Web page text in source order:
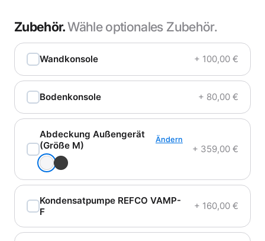
Zubehör.Wähle optionales Zubehör.
Wandkonsole + 100,00 €
Bodenkonsole + 80,00 €
Abdeckung Außengerät
(Größe M)
Ändern
+ 359,00 €
Kondensatpumpe REFCO VAMP-
F
+ 160,00 €